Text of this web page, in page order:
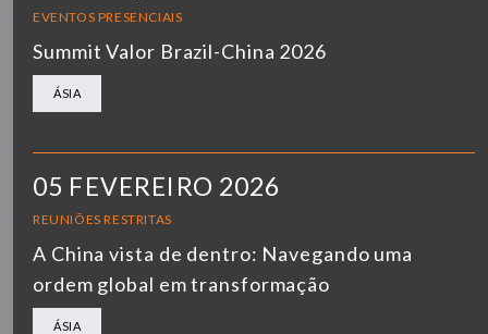
EVENTOS PRESENCIAIS
Summit Valor Brazil-China 2026
ÁSIA
05 FEVEREIRO 2026
REUNIÕES RESTRITAS
A China vista de dentro: Navegando uma
ordem global em transformação
ÁSIA